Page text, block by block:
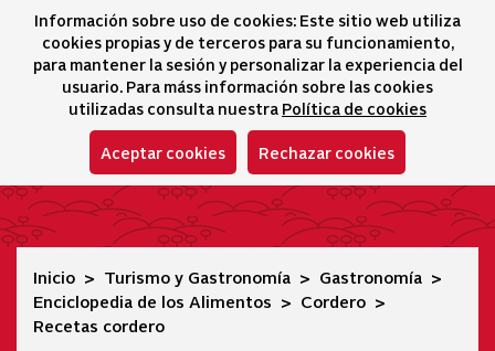
Información sobre uso de cookies: Este sitio web utiliza
cookies propias y de terceros para su funcionamiento,
para mantener la sesión y personalizar la experiencia del
usuario. Para máss información sobre las cookies
utilizadas consulta nuestra Política de cookies
Aceptar cookies Rechazar cookies
Selector idioma
icono
Recetas cordero
Inicio Turismo y Gastronomía
Gastronomía
Enciclopedia de los Alimentos
Cordero
Recetas cordero